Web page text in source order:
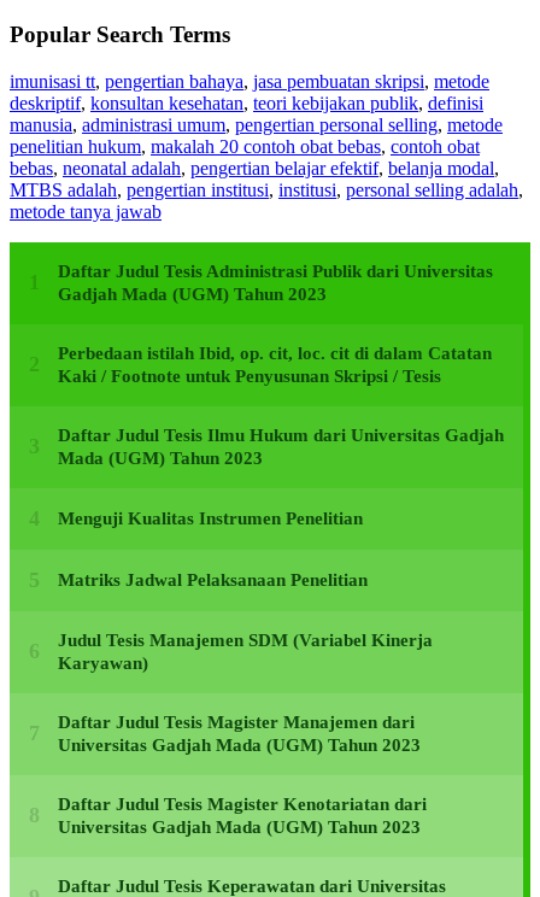
Popular Search Terms
imunisasi tt, pengertian bahaya, jasa pembuatan skripsi, metode
deskriptif, konsultan kesehatan, teori kebijakan publik, definisi
manusia, administrasi umum, pengertian personal selling, metode
penelitian hukum, makalah 20 contoh obat bebas, contoh obat
bebas, neonatal adalah, pengertian belajar efektif, belanja modal,
MTBS adalah, pengertian institusi, institusi, personal selling adalah,
metode tanya jawab
Daftar Judul Tesis Administrasi Publik dari Universitas
Gadjah Mada (UGM) Tahun 2023
Perbedaan istilah Ibid, op. cit, loc. cit di dalam Catatan
Kaki / Footnote untuk Penyusunan Skripsi / Tesis
Daftar Judul Tesis Ilmu Hukum dari Universitas Gadjah
Mada (UGM) Tahun 2023
Menguji Kualitas Instrumen Penelitian
Matriks Jadwal Pelaksanaan Penelitian
Judul Tesis Manajemen SDM (Variabel Kinerja
Karyawan)
Daftar Judul Tesis Magister Manajemen dari
Universitas Gadjah Mada (UGM) Tahun 2023
Daftar Judul Tesis Magister Kenotariatan dari
Universitas Gadjah Mada (UGM) Tahun 2023
Daftar Judul Tesis Keperawatan dari Universitas